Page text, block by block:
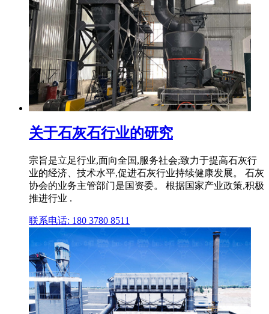
关于石灰石行业的研究
宗旨是立足行业,面向全国,服务社会;致力于提高石灰行
业的经济、技术水平,促进石灰行业持续健康发展。 石灰
协会的业务主管部门是国资委。 根据国家产业政策,积极
推进行业 .
联系电话: 180 3780 8511